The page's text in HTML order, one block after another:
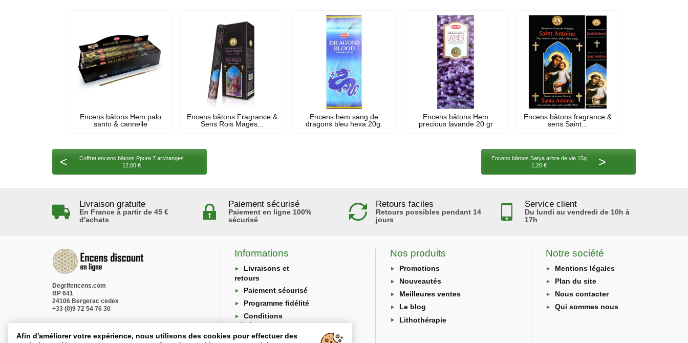
Encens bâtons Hem palo
santo & cannelle
Encens bâtons Fragrance &
Sens Rois Mages...
Encens hem sang de
dragons bleu hexa 20g.
Encens bâtons Hem
precious lavande 20 gr
Encens bâtons fragrance &
sens Saint...
<
Coffret encens bâtons Ppure 7 archanges
12,00 €
Encens bâtons Satya arbre de vie 15g
1,20 €
>
Livraison gratuite
En France à partir de 45 €
d'achats
Paiement sécurisé
Paiement en ligne 100%
sécurisé
Retours faciles
Retours possibles pendant 14
jours
Service client
Du lundi au vendredi de 10h à
17h
Degrifencens.com
BP 641
24106 Bergerac cedex
+33 (0)9 72 54 76 30
Informations
Livraisons et
retours
Paiement sécurisé
Programme fidélité
Conditions
générales
Protection des
Nos produits
Promotions
Nouveautés
Meilleures ventes
Le blog
Lithothérapie
Notre société
Mentions légales
Plan du site
Nous contacter
Qui sommes nous
Afin d'améliorer votre expérience, nous utilisons des cookies pour effectuer des